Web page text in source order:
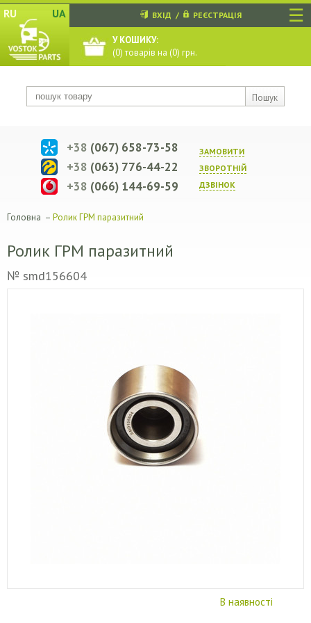
☰
RU UA
Пошук
ВХІД / РЕЄСТРАЦІЯ
У КОШИКУ:
(0) товарів на (0) грн.
ЗАМОВИТИ
ЗВОРОТНIЙ
ДЗВIНОК
+38 (067) 658-73-58
+38 (063) 776-44-22
+38 (066) 144-69-59
Головна – Ролик ГРМ паразитний
Ролик ГРМ паразитний
№ smd156604
В наявності